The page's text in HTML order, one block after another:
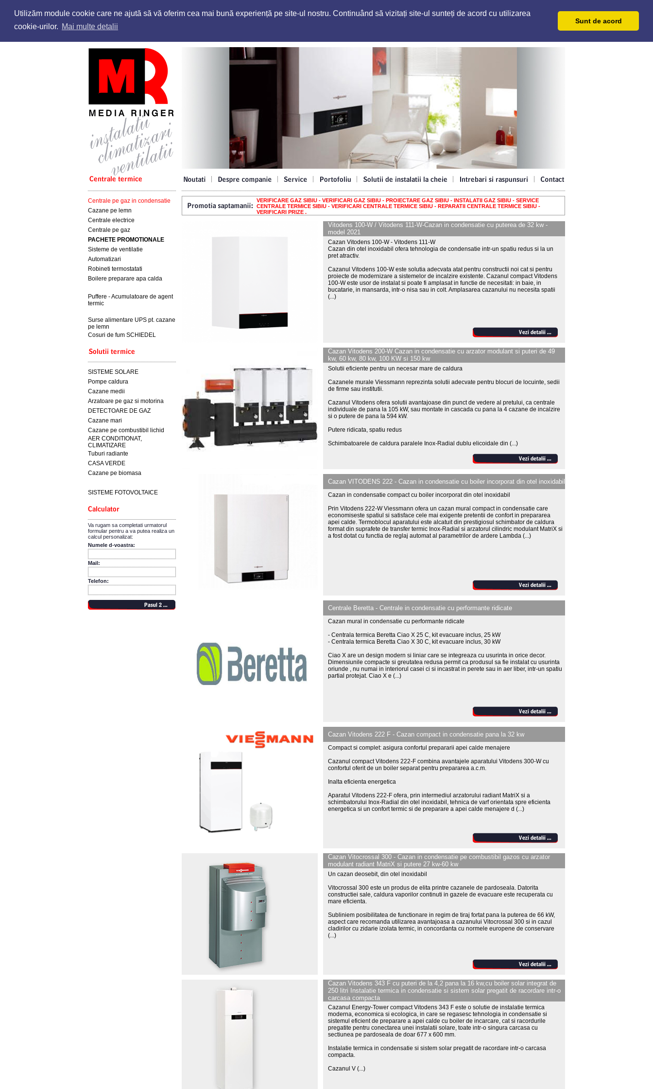
Utilizăm module cookie care ne ajută să vă oferim cea mai bună experiență pe site-ul nostru. Continuând să vizitați site-ul sunteți de acord cu utilizarea
cookie-urilor. Mai multe detalii
Sunt de acord
Centrale pe gaz in condensatie
Cazane pe lemn
Centrale electrice
Centrale pe gaz
PACHETE PROMOTIONALE
Sisteme de ventilatie
Automatizari
Robineti termostatati
Boilere preparare apa calda
Puffere - Acumulatoare de agent
termic
Surse alimentare UPS pt. cazane
pe lemn
Cosuri de fum SCHIEDEL
SISTEME SOLARE
Pompe caldura
Cazane medii
Arzatoare pe gaz si motorina
DETECTOARE DE GAZ
Cazane mari
Cazane pe combustibil lichid
AER CONDITIONAT,
CLIMATIZARE
Tuburi radiante
CASA VERDE
Cazane pe biomasa
SISTEME FOTOVOLTAICE
Va rugam sa completati urmatorul
formular pentru a va putea realiza un
calcul personalizat:
Numele d-voastra:
Mail:
Telefon:
VERIFICARE GAZ SIBIU - VERIFICARI GAZ SIBIU - PROIECTARE GAZ SIBIU - INSTALATII GAZ SIBIU - SERVICE
CENTRALE TERMICE SIBIU - VERIFICARI CENTRALE TERMICE SIBIU - REPARATII CENTRALE TERMICE SIBIU -
VERIFICARI PRIZE .
Vitodens 100-W / Vitodens 111-W-Cazan in condensatie cu puterea de 32 kw -
model 2021
Cazan Vitodens 100-W - Vitodens 111-W
Cazan din otel inoxidabil ofera tehnologia de condensatie intr-un spatiu redus si la un
pret atractiv.
Cazanul Vitodens 100-W este solutia adecvata atat pentru constructii noi cat si pentru
proiecte de modernizare a sistemelor de incalzire existente. Cazanul compact Vitodens
100-W este usor de instalat si poate fi amplasat in functie de necesitati: in baie, in
bucatarie, in mansarda, intr-o nisa sau in colt. Amplasarea cazanului nu necesita spatii
(...)
Cazan Vitodens 200-W Cazan in condensatie cu arzator modulant si puteri de 49
kw, 60 kw, 80 kw, 100 KW si 150 kw
Solutii eficiente pentru un necesar mare de caldura
Cazanele murale Viessmann reprezinta solutii adecvate pentru blocuri de locuinte, sedii
de firme sau institutii.
Cazanul Vitodens ofera solutii avantajoase din punct de vedere al pretului, ca centrale
individuale de pana la 105 kW, sau montate in cascada cu pana la 4 cazane de incalzire
si o putere de pana la 594 kW.
Putere ridicata, spatiu redus
Schimbatoarele de caldura paralele Inox-Radial dublu elicoidale din (...)
Cazan VITODENS 222 - Cazan in condensatie cu boiler incorporat din otel inoxidabil
Cazan in condensatie compact cu boiler incorporat din otel inoxidabil
Prin Vitodens 222-W Viessmann ofera un cazan mural compact in condensatie care
economiseste spatiul si satisface cele mai exigente pretentii de confort in prepararea
apei calde. Termoblocul aparatului este alcatuit din prestigiosul schimbator de caldura
format din suprafete de transfer termic Inox-Radial si arzatorul cilindric modulant MatriX si
a fost dotat cu functia de reglaj automat al parametrilor de ardere Lambda (...)
Centrale Beretta - Centrale in condensatie cu performante ridicate
Cazan mural in condensatie cu performante ridicate
- Centrala termica Beretta Ciao X 25 C, kit evacuare inclus, 25 kW
- Centrala termica Beretta Ciao X 30 C, kit evacuare inclus, 30 kW
Ciao X are un design modern si liniar care se integreaza cu usurinta in orice decor.
Dimensiunile compacte si greutatea redusa permit ca produsul sa fie instalat cu usurinta
oriunde , nu numai in interiorul casei ci si incastrat in perete sau in aer liber, intr-un spatiu
partial protejat. Ciao X e (...)
Cazan Vitodens 222 F - Cazan compact in condensatie pana la 32 kw
Compact si complet: asigura confortul prepararii apei calde menajere
Cazanul compact Vitodens 222-F combina avantajele aparatului Vitodens 300-W cu
confortul oferit de un boiler separat pentru prepararea a.c.m.
Inalta eficienta energetica
Aparatul Vitodens 222-F ofera, prin intermediul arzatorului radiant MatriX si a
schimbatorului Inox-Radial din otel inoxidabil, tehnica de varf orientata spre eficienta
energetica si un confort termic si de preparare a apei calde menajere d (...)
Cazan Vitocrossal 300 - Cazan in condensatie pe combustibil gazos cu arzator
modulant radiant MatriX si putere 27 kw-60 kw
Un cazan deosebit, din otel inoxidabil
Vitocrossal 300 este un produs de elita printre cazanele de pardoseala. Datorita
constructiei sale, caldura vaporilor continuti in gazele de evacuare este recuperata cu
mare eficienta.
Subliniem posibilitatea de functionare in regim de tiraj fortat pana la puterea de 66 kW,
aspect care recomanda utilizarea avantajoasa a cazanului Vitocrossal 300 si in cazul
cladirilor cu zidarie izolata termic, in concordanta cu normele europene de conservare
(...)
Cazan Vitodens 343 F cu puteri de la 4,2 pana la 16 kw,cu boiler solar integrat de
250 litri Instalatie termica in condensatie si sistem solar pregatit de racordare intr-o
carcasa compacta
Cazanul Energy-Tower compact Vitodens 343 F este o solutie de instalatie termica
moderna, economica si ecologica, in care se regasesc tehnologia in condensatie si
sistemul eficient de preparare a apei calde cu boiler de incarcare, cat si racordurile
pregatite pentru conectarea unei instalatii solare, toate intr-o singura carcasa cu
sectiunea pe pardoseala de doar 677 x 600 mm.
Instalatie termica in condensatie si sistem solar pregatit de racordare intr-o carcasa
compacta.
Cazanul V (...)